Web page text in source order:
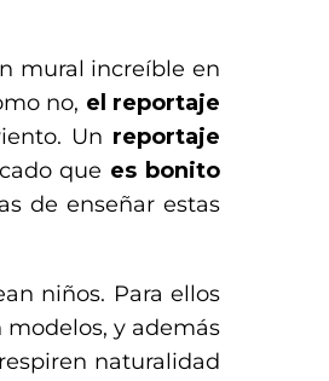
mural increíble en
no, el reportaje
Un reportaje
que es bonito
de enseñar estas
niños. Para ellos
modelos, y además
naturalidad